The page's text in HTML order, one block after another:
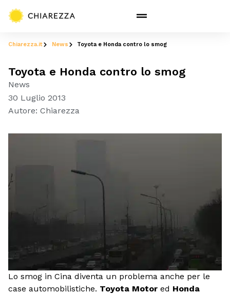
Chiarezza.it News Toyota e Honda contro lo smog
Toyota e Honda contro lo smog
News
30 Luglio 2013
Autore: Chiarezza
Lo smog in Cina diventa un problema anche per le
case automobilistiche. Toyota Motor ed Honda